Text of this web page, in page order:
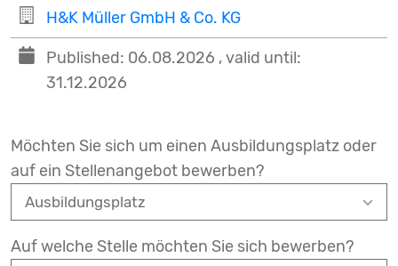
H&K Müller GmbH & Co. KG
Published: 06.08.2026 ,valid until:
31.12.2026
Möchten Sie sich um einen Ausbildungsplatz oder
auf ein Stellenangebot bewerben?
Auf welche Stelle möchten Sie sich bewerben?